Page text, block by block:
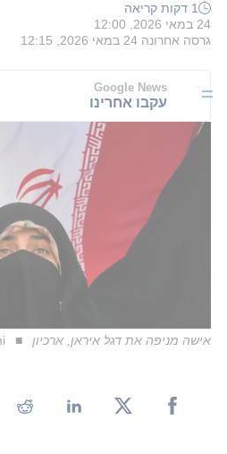
1 דקות קריאה
24 במאי 2026, 12:00
גרסה אחרונה 24 במאי 2026, 12:15
Google News
עקבו אחרינו
אישה מניפה את דגל איראן, ארכיון